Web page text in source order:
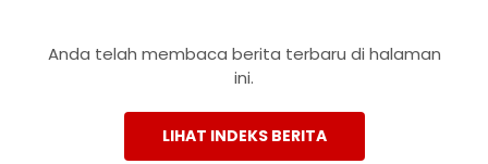
Anda telah membaca berita terbaru di halaman
ini.
LIHAT INDEKS BERITA